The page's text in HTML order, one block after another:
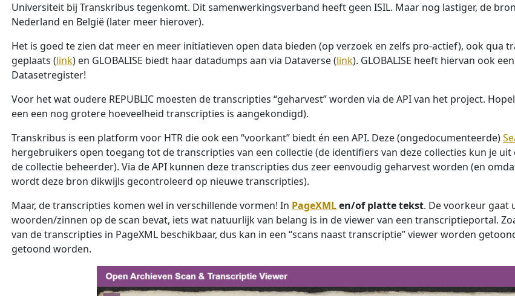
Universiteit bij Transkribus tegenkomt. Dit samenwerkingsverband heeft geen ISIL. Maar nog lastiger, de
Nederland en België (later meer hierover).
Het is goed te zien dat meer en meer initiatieven open data bieden (op verzoek en zelfs pro-actief), ook qua
geplaats (link) en GLOBALISE biedt haar datadumps aan via Dataverse (link). GLOBALISE heeft hiervan ook
Datasetregister!
Voor het wat oudere REPUBLIC moesten de transcripties “geharvest” worden via de API van het project.
een een nog grotere hoeveelheid transcripties is aangekondigd).
Transkribus is een platform voor HTR die ook een “voorkant” biedt én een API. Deze (ongedocumenteerde)
hergebruikers open toegang tot de transcripties van een collectie (de identifiers van deze collecties kun je
de collectie beheerder). Via de API kunnen deze transcripties dus zeer eenvoudig geharvest worden (en
wordt deze bron dikwijls gecontroleerd op nieuwe transcripties).
Maar, de transcripties komen wel in verschillende vormen! In PageXMLen/of platte tekst. De voorkeur gaat
woorden/zinnen op de scan bevat, iets wat natuurlijk van belang is in de viewer van een transcriptieportal.
van de transcripties in PageXML beschikbaar, dus kan in een “scans naast transcriptie” viewer worden
getoond worden.